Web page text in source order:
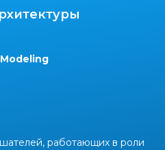
работающих в роли